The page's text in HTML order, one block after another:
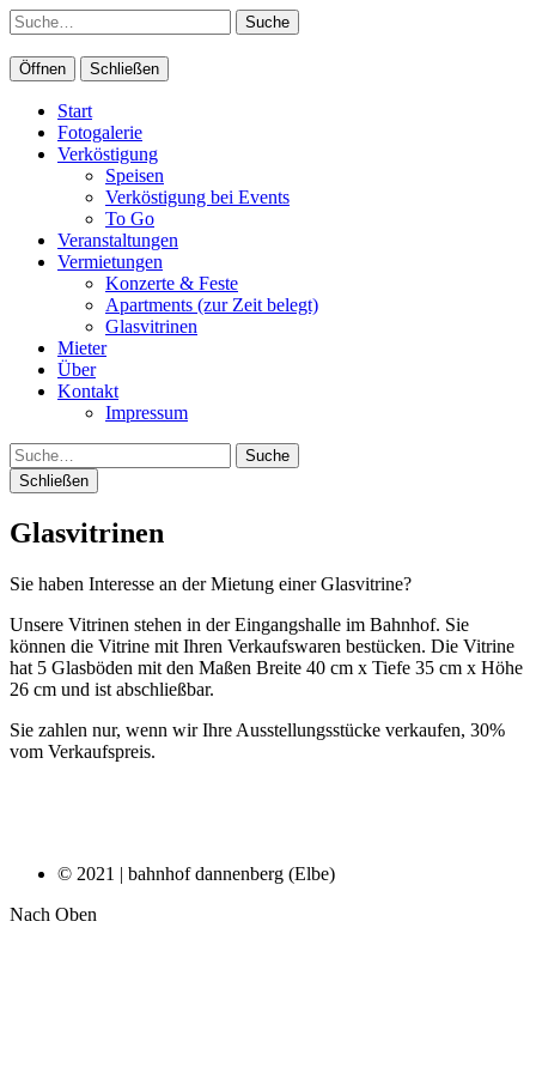
Suche
Öffnen Schließen
Start
Fotogalerie
Verköstigung
Speisen
Verköstigung bei Events
To Go
Veranstaltungen
Vermietungen
Konzerte & Feste
Apartments (zur Zeit belegt)
Glasvitrinen
Mieter
Über
Kontakt
Impressum
Suche
Schließen
Glasvitrinen
Sie haben Interesse an der Mietung einer Glasvitrine?
Unsere Vitrinen stehen in der Eingangshalle im Bahnhof. Sie
können die Vitrine mit Ihren Verkaufswaren bestücken. Die Vitrine
hat 5 Glasböden mit den Maßen Breite 40 cm x Tiefe 35 cm x Höhe
26 cm und ist abschließbar.
Sie zahlen nur, wenn wir Ihre Ausstellungsstücke verkaufen, 30%
vom Verkaufspreis.
© 2021 | bahnhof dannenberg (Elbe)
Nach Oben